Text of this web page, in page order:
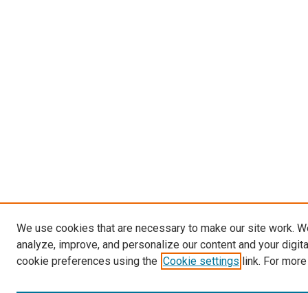
We use cookies that are necessary to make our site work.
analyze, improve, and personalize our content and your
cookie preferences using the Cookie settings link. For